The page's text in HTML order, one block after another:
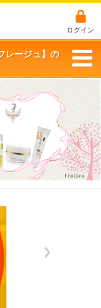
ログイン
レージュ】の